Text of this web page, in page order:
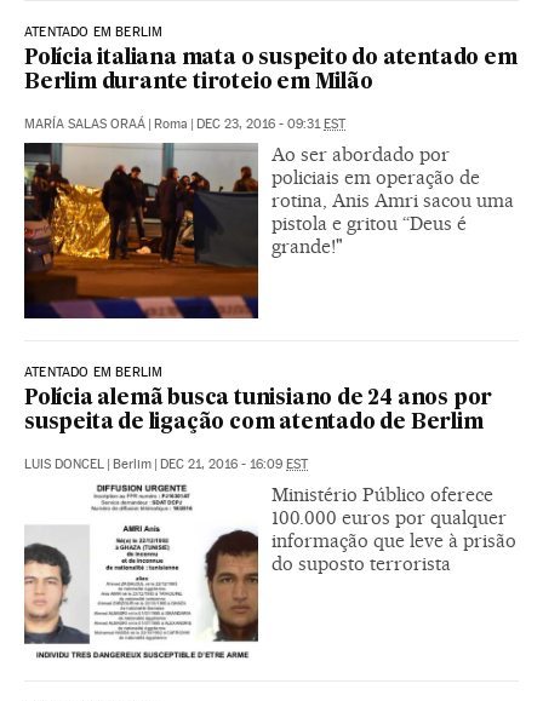
ATENTADO EM BERLIM
Polícia italiana mata o suspeito do atentado em
Berlim durante tiroteio em Milão
MARÍA SALAS ORAÁ | Roma | DEC 23, 2016 - 09:31EST
Ao ser abordado por
policiais em operação de
rotina, Anis Amri sacou uma
pistola e gritou “Deus é
grande!"
ATENTADO EM BERLIM
Polícia alemã busca tunisiano de 24 anos por
suspeita de ligação com atentado de Berlim
LUIS DONCEL | Berlim | DEC 21, 2016 - 16:09 EST
Ministério Público oferece
100.000 euros por qualquer
informação que leve à prisão
do suposto terrorista